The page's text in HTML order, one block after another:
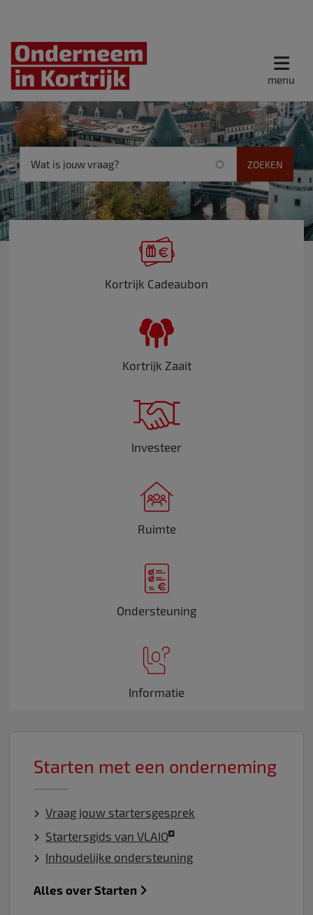
menu
Kortrijk Cadeaubon
Kortrijk Zaait
Investeer
Ruimte
Ondersteuning
Informatie
Starten met een onderneming
Vraag jouw startersgesprek
Startersgids van VLAIO
Inhoudelijke ondersteuning
Alles over Starten